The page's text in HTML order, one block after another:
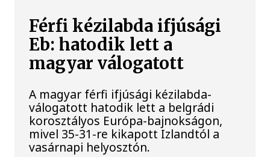
Férfi kézilabda ifjúsági
Eb: hatodik lett a
magyar válogatott
A magyar férfi ifjúsági kézilabda-
válogatott hatodik lett a belgrádi
korosztályos Európa-bajnokságon,
mivel 35-31-re kikapott Izlandtól a
vasárnapi helyosztón.